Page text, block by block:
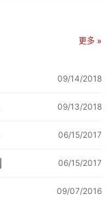
更多 »
09/14/2018
09/13/2018
06/15/2017
06/15/2017
09/07/2016